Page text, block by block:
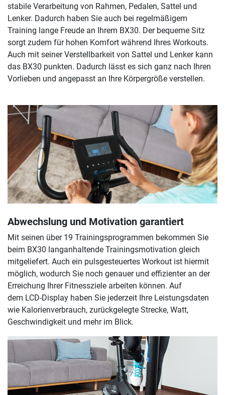
stabile Verarbeitung von Rahmen, Pedalen, Sattel und
Lenker. Dadurch haben Sie auch bei regelmäßigem
Training lange Freude an Ihrem BX30. Der bequeme Sitz
sorgt zudem für hohen Komfort während Ihres Workouts.
Auch mit seiner Verstellbarkeit von Sattel und Lenker kann
das BX30 punkten. Dadurch lässt es sich ganz nach Ihren
Vorlieben und angepasst an Ihre Körpergröße verstellen.
Abwechslung und Motivation garantiert
Mit seinen über 19 Trainingsprogrammen bekommen Sie
beim BX30 langanhaltende Trainingsmotivation gleich
mitgeliefert. Auch ein pulsgesteuertes Workout ist hiermit
möglich, wodurch Sie noch genauer und effizienter an der
Erreichung Ihrer Fitnessziele arbeiten können. Auf
dem LCD-Display haben Sie jederzeit Ihre Leistungsdaten
wie Kalorienverbrauch, zurückgelegte Strecke, Watt,
Geschwindigkeit und mehr im Blick.